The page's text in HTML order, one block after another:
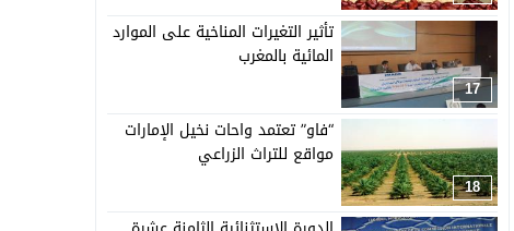
17
تأثير التغيرات المناخية على الموارد
المائية بالمغرب
18
“فاو” تعتمد واحات نخيل الإمارات
مواقع للتراث الزراعي